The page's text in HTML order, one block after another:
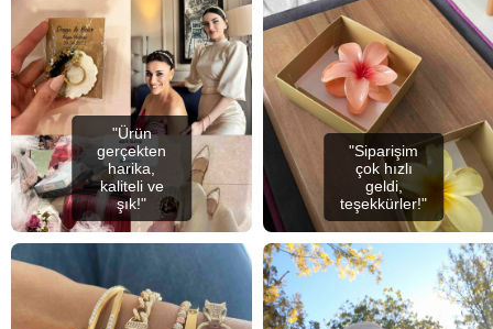
"Ürün
gerçekten
harika,
kaliteli ve
şık!"
"Siparişim
çok hızlı
geldi,
teşekkürler!"